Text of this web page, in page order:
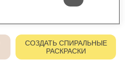
СОЗДАТЬ СПИРАЛЬНЫЕ
РАСКРАСКИ